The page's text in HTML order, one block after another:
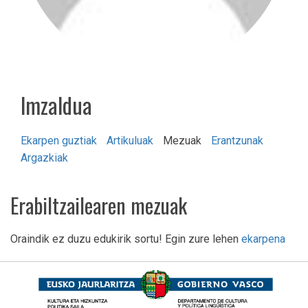
lmzaldua
Ekarpen guztiak Artikuluak Mezuak
Erantzunak
Argazkiak
Erabiltzailearen mezuak
Oraindik ez duzu edukirik sortu! Egin zure lehen ekarpena